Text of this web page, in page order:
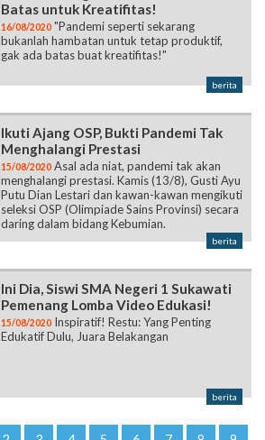
Batas untuk Kreatifitas!
16/08/2020 "Pandemi seperti sekarang
bukanlah hambatan untuk tetap produktif,
gak ada batas buat kreatifitas!"
berita
Ikuti Ajang OSP, Bukti Pandemi Tak
Menghalangi Prestasi
15/08/2020 Asal ada niat, pandemi tak akan
menghalangi prestasi. Kamis (13/8), Gusti Ayu
Putu Dian Lestari dan kawan-kawan mengikuti
seleksi OSP (Olimpiade Sains Provinsi) secara
daring dalam bidang Kebumian.
berita
Ini Dia, Siswi SMA Negeri 1 Sukawati
Pemenang Lomba Video Edukasi!
15/08/2020 Inspiratif! Restu: Yang Penting
Edukatif Dulu, Juara Belakangan
berita